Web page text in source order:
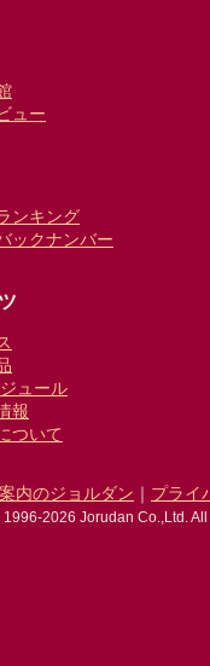
ュー
ンキング
ックナンバー
ュール
報
ついて
内のジョルダン ｜ プライ
2026 Jorudan Co.,Ltd. All